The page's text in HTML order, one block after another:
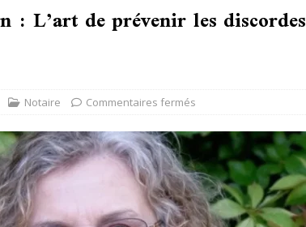
: L’art de prévenir les discordes
Notaire Commentaires fermés